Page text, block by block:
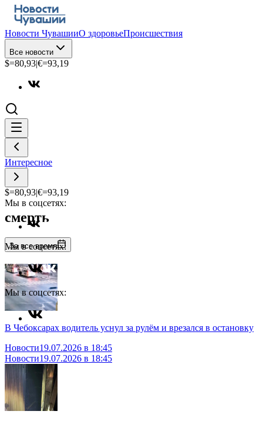
Новости ЧувашииО здоровьеПроисшествия
Все новости
$=80,93|€=93,19
Интересное
$=80,93|€=93,19
Мы в соцсетях:
Мы в соцсетях:
Мы в соцсетях:
смерть
За все время
В Чебоксарах водитель уснул за рулём и врезался в остановку
Новости19.07.2026 в 18:45
Новости19.07.2026 в 18:45